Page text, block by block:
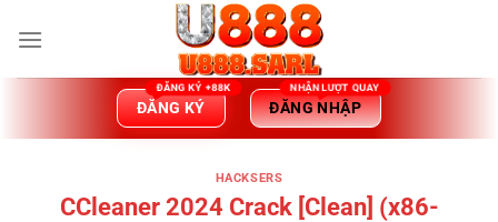
qua
ĐĂNG KÝ ĐĂNG NHẬP
HACKSERS
CCleaner 2024 Crack [Clean] (x86-